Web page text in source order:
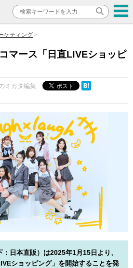
ケティング
マース「日直LIVEショッピ
ミカタ編集
日本直販）は2025年1月15日より、
ショッピング」を開始することを発